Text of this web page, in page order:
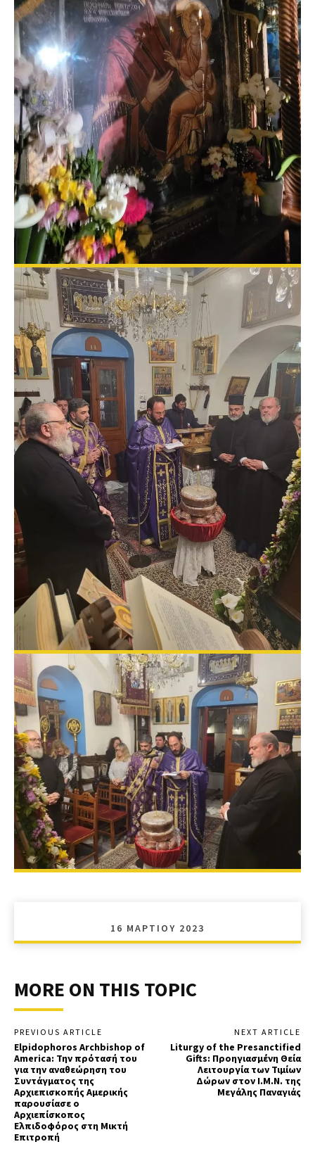
16 ΜΑΡΤΊΟΥ 2023
MORE ON THIS TOPIC
PREVIOUS ARTICLE
Elpidophoros Archbishop of
America: Την πρότασή του
για την αναθεώρηση του
Συντάγματος της
Αρχιεπισκοπής Αμερικής
παρουσίασε ο
Αρχιεπίσκοπος
Ελπιδοφόρος στη Μικτή
Επιτροπή
NEXT ARTICLE
Liturgy of the Presanctified
Gifts: Προηγιασμένη Θεία
Λειτουργία των Τιμίων
Δώρων στον Ι.Μ.Ν. της
Μεγάλης Παναγιάς